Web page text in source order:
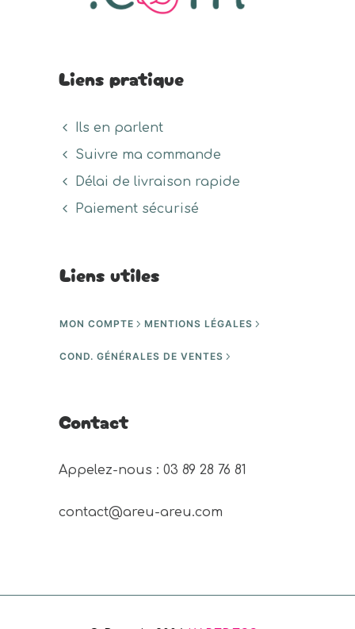
Liens pratique
Ils en parlent
Suivre ma commande
Délai de livraison rapide
Paiement sécurisé
Liens utiles
MON COMPTE MENTIONS LÉGALES
COND. GÉNÉRALES DE VENTES
Contact
Appelez-nous : 03 89 28 76 81
contact@areu-areu.com